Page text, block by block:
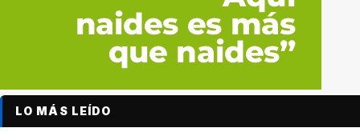
LO MÁS LEÍDO